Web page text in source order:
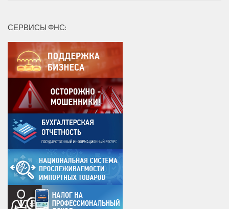
СЕРВИСЫ ФНС: